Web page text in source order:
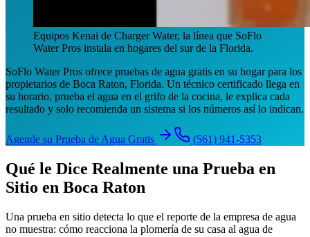
Equipos Kenai de Charger Water, la línea que SoFlo
Water Pros instala en hogares del sur de la Florida.
SoFlo Water Pros ofrece pruebas de agua gratis en su hogar para los
propietarios de Boca Raton, Florida. Un técnico certificado llega en
su horario, prueba el agua en el grifo de la cocina, le explica cada
resultado y solo recomienda un sistema si los números así lo indican.
Agende su Prueba de Agua Gratis (561) 941-5353
Qué le Dice Realmente una Prueba en
Sitio en Boca Raton
Una prueba en sitio detecta lo que el reporte de la empresa de agua
no muestra: cómo reacciona la plomería de su casa al agua de